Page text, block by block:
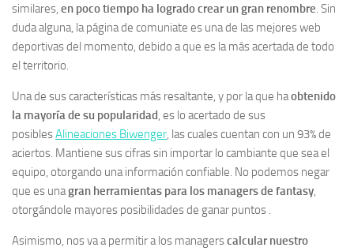
similares, en poco tiempo ha logrado crear un gran renombre. Sin
duda alguna, la página de comuniate es una de las mejores web
deportivas del momento, debido a que es la más acertada de todo
el territorio.
Una de sus características más resaltante, y por la que haobtenido
la mayoría de su popularidad, es lo acertado de sus
posiblesAlineaciones Biwenger, las cuales cuentan con un 93% de
aciertos. Mantiene sus cifras sin importar lo cambiante que sea el
equipo, otorgando una información confiable. No podemos negar
que es unagran herramientas para los managers de fantasy,
otorgándole mayores posibilidades de ganar puntos .
Asimismo, nos va a permitir a los managerscalcular nuestro